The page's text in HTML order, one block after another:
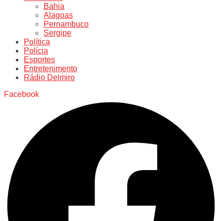
Bahia
Alagoas
Pernambuco
Sergipe
Política
Polícia
Esportes
Entretenimento
Rádio Delmiro
Facebook